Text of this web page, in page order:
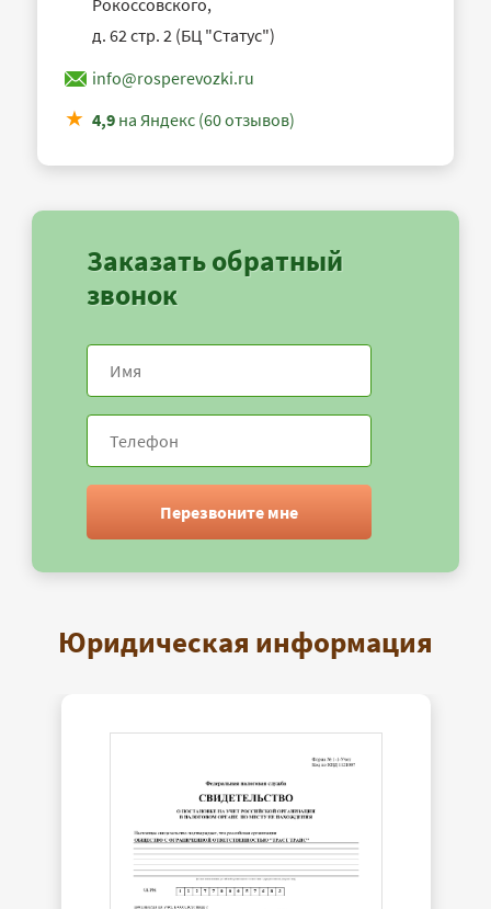
Рокоссовского,
д. 62 стр. 2 (БЦ "Статус")
info@rosperevozki.ru
4,9 на Яндекс (60 отзывов)
Заказать обратный
звонок
Перезвоните мне
Юридическая информация